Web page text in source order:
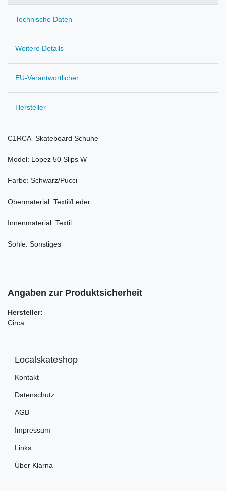
Technische Daten
Weitere Details
EU-Verantwortlicher
Hersteller
C1RCA Skateboard Schuhe
Model: Lopez 50 Slips W
Farbe: Schwarz/Pucci
Obermaterial: Textil/Leder
Innenmaterial: Textil
Sohle: Sonstiges
Angaben zur Produktsicherheit
Hersteller:
Circa
Localskateshop
Kontakt
Datenschutz
AGB
Impressum
Links
Über Klarna